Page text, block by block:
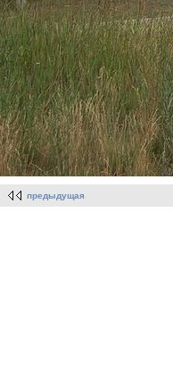
предыдущая